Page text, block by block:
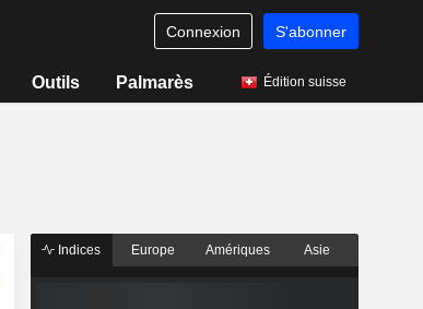
Connexion S'abonner
Outils Palmarès Édition suisse
Indices Europe Amériques Asie